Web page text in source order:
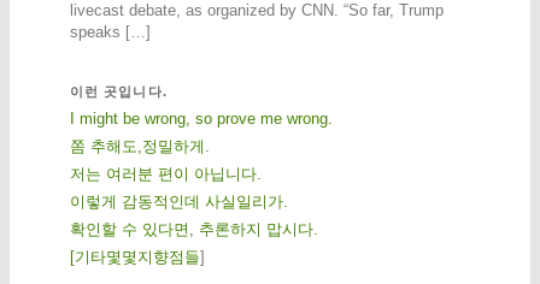
livecast debate, as organized by CNN. “So far, Trump
speaks […]
이런 곳입니다.
I might be wrong, so prove me wrong.
쫌 추해도,정밀하게.
저는 여러분 편이 아닙니다.
이렇게 감동적인데 사실일리가.
확인할 수 있다면, 추론하지 맙시다.
[기 타몇 몇 지 향점 들]